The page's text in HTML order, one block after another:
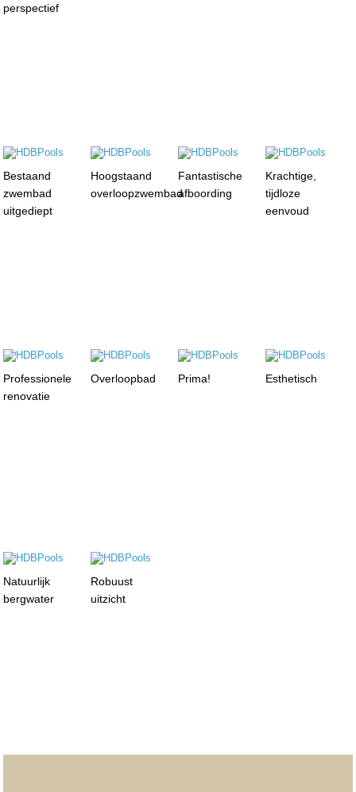
perspectief
Bestaand
zwembad
uitgediept
Hoogstaand
overloopzwembad
Fantastische
afboording
Krachtige,
tijdloze
eenvoud
Professionele
renovatie
Overloopbad Prima! Esthetisch
Natuurlijk
bergwater
Robuust
uitzicht